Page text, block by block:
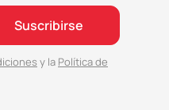
Suscribirse
y la Política de